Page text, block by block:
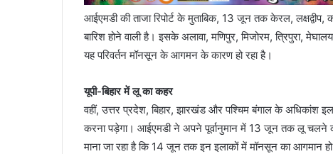
आईएमडी की ताजा रिपोर्ट के मुताबिक, 13 जून तक केरल,
बारिश होने वाली है। इसके अलावा, मणिपुर, मिजोरम, त्रिपुरा,
यह परिवर्तन मॉनसून के आगमन के कारण हो रहा है।
यूपी-बिहार में लू का कहर
वहीं, उत्तर प्रदेश, बिहार, झारखंड और पश्चिम बंगाल के अधिकांश
करना पड़ेगा। आईएमडी ने अपने पूर्वानुमान में 13 जून तक लू चलने
माना जा रहा है कि 14 जून तक इन इलाकों में मॉनसून का आगमान हो